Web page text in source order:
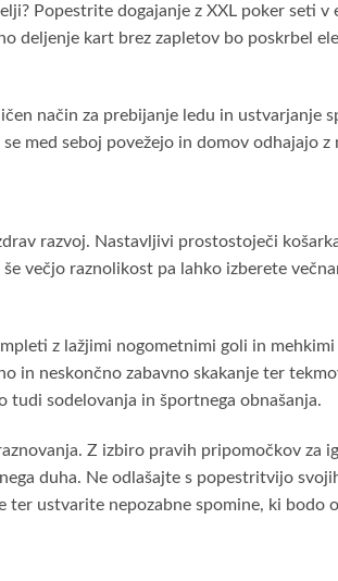
Popestrite dogajanje z XXL poker seti v
deljenje kart brez zapletov bo poskrbel
način za prebijanje ledu in ustvarjanje
med seboj povežejo in domov odhajajo z
razvoj. Nastavljivi prostostoječi
večjo raznolikost pa lahko izberete
z lažjimi nogometnimi goli in
in neskončno zabavno skakanje ter
tudi sodelovanja in športnega obnašanja.
Z izbiro pravih pripomočkov za
duha. Ne odlašajte s popestritvijo
ustvarite nepozabne spomine, ki bodo